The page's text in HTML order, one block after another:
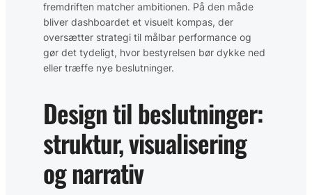
fremdriften matcher ambitionen. På den måde
bliver dashboardet et visuelt kompas, der
oversætter strategi til målbar performance og
gør det tydeligt, hvor bestyrelsen bør dykke ned
eller træffe nye beslutninger.
Design til beslutninger:
struktur, visualisering
og narrativ